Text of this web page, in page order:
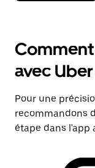
avec
Pour une
recommandons
étape dans l'app